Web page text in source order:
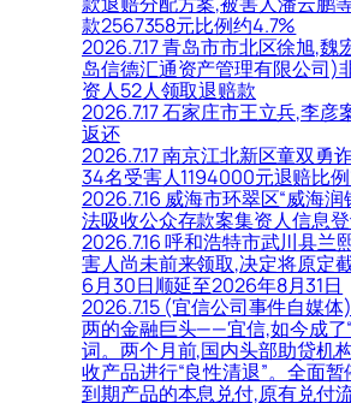
款2567358元比例约4.7%
2026.7.17 青岛市市北区徐旭,魏
岛信德汇通资产管理有限公司)
资人52人领取退赔款
2026.7.17 石家庄市王立兵,李彦
返还
2026.7.17 南京江北新区童双勇
34名受害人1194000元退赔比例
2026.7.16 威海市环翠区“威海润
法吸收公众存款案集资人信息
2026.7.16 呼和浩特市武川县兰
害人尚未前来领取,决定将原定
6月30日顺延至2026年8月31日
2026.7.15 (宜信公司事件自媒
两的金融巨头——宜信,如今成了
词。两个月前,国内头部助贷机
收产品进行“良性清退”。全面暂
到期产品的本息兑付,原有兑付